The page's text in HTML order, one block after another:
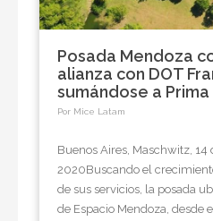
Posada Mendoza
alianza con DOT
sumándose a
Por Mice Latam
Buenos Aires, Maschwitz, 14
2020Buscando el
de sus servicios, la posada
de Espacio Mendoza, desde